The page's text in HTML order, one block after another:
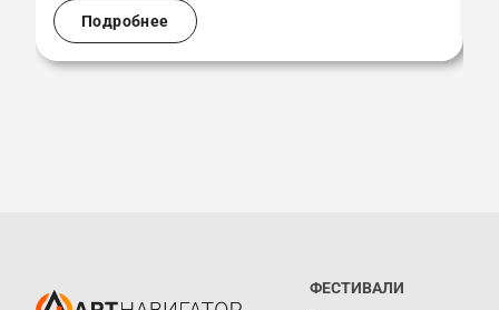
Подробнее
ФЕСТИВАЛИ